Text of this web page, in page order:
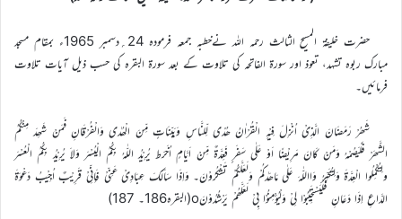
حضرت خلیفۃ المسیح الثالث رحمہ اللہ نےخطبہ جمعہ فرمودہ 24؍دسمبر 1965ء بمقام مسجد
مبارک ربوہ تشہد، تعوذ اور سورۃ الفاتحہ کی تلاوت کے بعد سورۃ البقرہ کی حسب ذیل آیات تلاوت
فرمائیں۔
شَھْرُ رَمَضَانَ الَّذِیْ اُنْزِلَ فِیْہِ الْقُرْاٰنُ ھُدًی لِّلنَّاسِ وَبَیِّنَاتٍ مِّنَ الْھُدٰی وَالْفُرْقَانِ فَمَنْ شَھِدَ مِنْکُمُ
الشَّھْرَ فَلْیَصُمْہُ وَمَنْ کَانَ مَرِیْضًا اَوْ عَلٰی سَفَرٍ فَعِدَّۃٌ مِّنْ اَیَّامٍ اُخَرَط یُرِیْدُ اللّٰہُ بِکُمُ الْیُسْرَ وَلاَ یُرِیْدُ بِکُمُ الْعُسْرَ
ولِتُکْمِلُوا الْعِدَّۃَ وَلِتُکَبِّرُ وَااللّٰہَ عَلٰی مَاھَدٰکُمْ وَلَعَلَّکُمْ تَشْکُرُوْنَ۔ وَاِذَا سَاَلَکَ عِبَادِیْ عَنِّیْ فَاِنِّیْ قَرِیْبٌ اُجِیْبُ دَعْوَۃَ
الدَّاعِ اِذَا دَعَانِ فَلْیَسْتَجِیْبُوْا لِیْ وَلْیُؤْمِنُوْا بِیْ لَعَلَّھُمْ یَرْشُدُوْنَo(البقرہ186۔ 187)